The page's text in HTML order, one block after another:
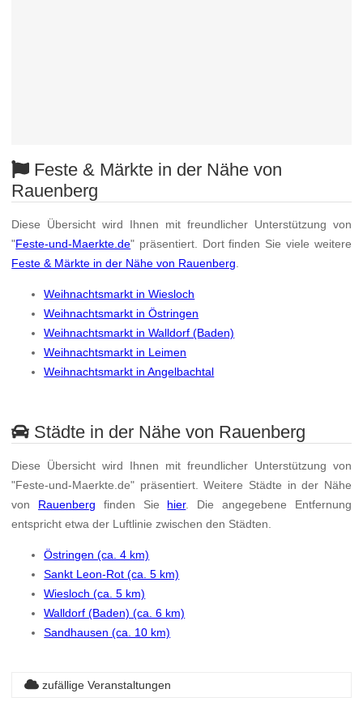
Feste & Märkte in der Nähe von
Rauenberg
Diese Übersicht wird Ihnen mit freundlicher Unterstützung von
"Feste-und-Maerkte.de" präsentiert. Dort finden Sie viele weitere
Feste & Märkte in der Nähe von Rauenberg
Weihnachtsmarkt in Wiesloch
Weihnachtsmarkt in Östringen
Weihnachtsmarkt in Walldorf (Baden)
Weihnachtsmarkt in Leimen
Weihnachtsmarkt in Angelbachtal
Städte in der Nähe von Rauenberg
Diese Übersicht wird Ihnen mit freundlicher Unterstützung von
"Feste-und-Maerkte.de" präsentiert. Weitere Städte in der Nähe
von Rauenberg finden Sie hier. Die angegebene Entfernung
entspricht etwa der Luftlinie zwischen den Städten.
Östringen (ca. 4 km)
Sankt Leon-Rot (ca. 5 km)
Wiesloch (ca. 5 km)
Walldorf (Baden) (ca. 6 km)
Sandhausen (ca. 10 km)
zufällige Veranstaltungen